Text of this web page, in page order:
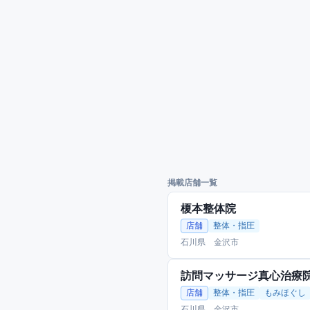
掲載店舗一覧
榎本整体院
店舗 整体・指圧
石川県 金沢市
訪問マッサージ真心治療
店舗 整体・指圧 もみほぐし